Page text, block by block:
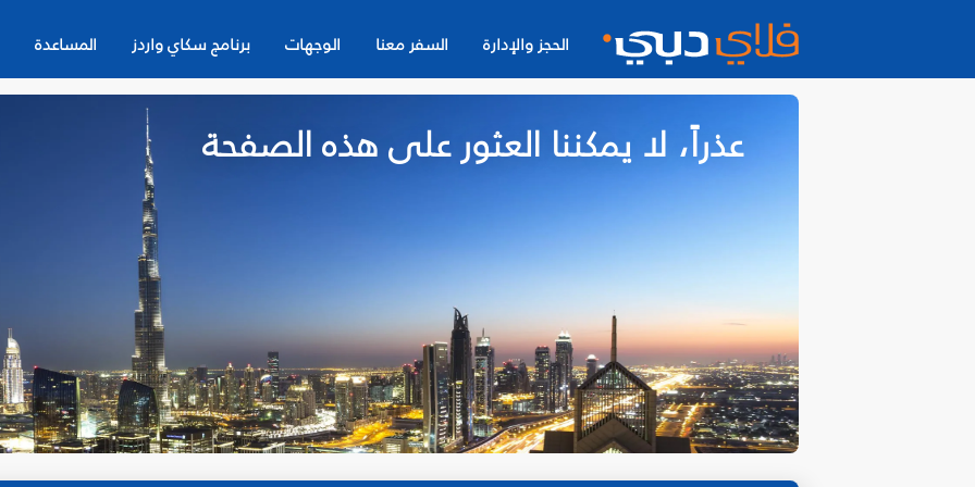
الحجز والإدارة السفر معنا الوجهات برنامج سكاي واردز المساعدة
عذراً، لا يمكننا العثور على هذه الصفحة